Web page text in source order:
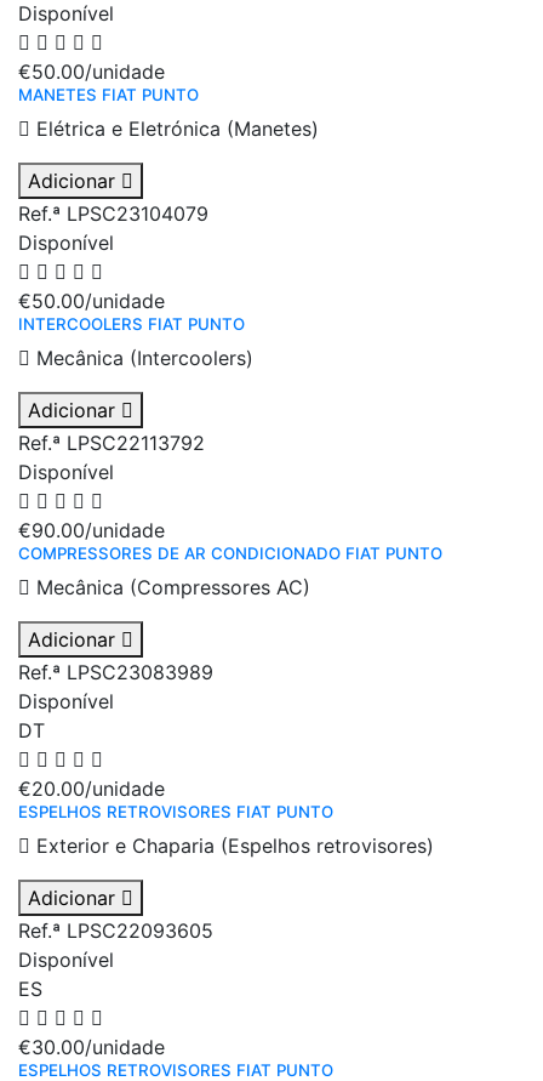
Disponível
€50.00/unidade
MANETES FIAT PUNTO
Elétrica e Eletrónica (Manetes)
Adicionar
Ref.ª LPSC23104079
Disponível
€50.00/unidade
INTERCOOLERS FIAT PUNTO
Mecânica (Intercoolers)
Adicionar
Ref.ª LPSC22113792
Disponível
€90.00/unidade
COMPRESSORES DE AR CONDICIONADO FIAT PUNTO
Mecânica (Compressores AC)
Adicionar
Ref.ª LPSC23083989
Disponível
DT
€20.00/unidade
ESPELHOS RETROVISORES FIAT PUNTO
Exterior e Chaparia (Espelhos retrovisores)
Adicionar
Ref.ª LPSC22093605
Disponível
ES
€30.00/unidade
ESPELHOS RETROVISORES FIAT PUNTO